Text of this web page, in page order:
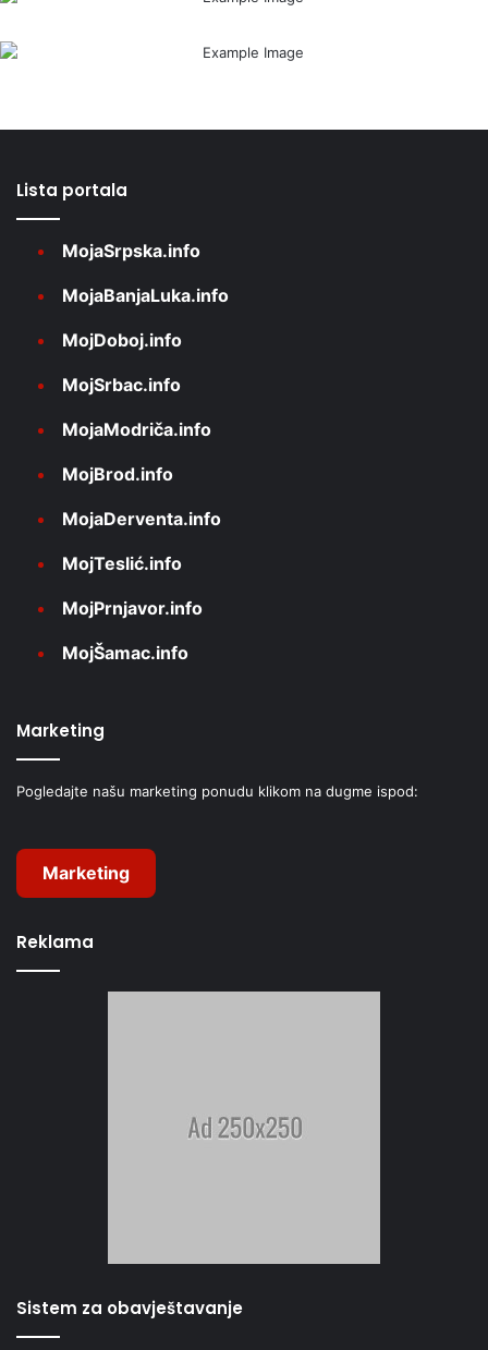
Lista portala
MojaSrpska.info
MojaBanjaLuka.info
MojDoboj.info
MojSrbac.info
MojaModriča.info
MojBrod.info
MojaDerventa.info
MojTeslić.info
MojPrnjavor.info
MojŠamac.info
Marketing
Pogledajte našu marketing ponudu klikom na dugme ispod:
Marketing
Reklama
Sistem za obavještavanje